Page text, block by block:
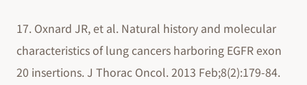
17. Oxnard JR, et al. Natural history and molecular
characteristics of lung cancers harboring EGFR exon
20 insertions. J Thorac Oncol. 2013 Feb;8(2):179-84.